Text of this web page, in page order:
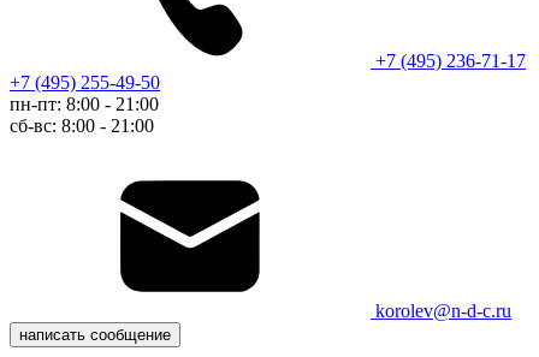
+7 (495) 236-71-17
+7 (495) 255-49-50
пн-пт: 8:00 - 21:00
сб-вс: 8:00 - 21:00
korolev@n-d-c.ru
написать сообщение